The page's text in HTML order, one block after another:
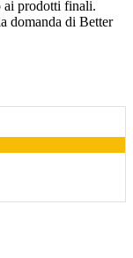
ai prodotti finali.
domanda di Better